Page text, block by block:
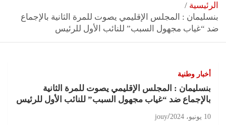
الرئيسية
بنسليمان : المجلس الإقليمي يصوت للمرة الثانية بالإجماع
ضد “غياب مجهول السبب” للنائب الأول للرئيس
أخبار وطنية
بنسليمان : المجلس الإقليمي يصوت للمرة الثانية
بالإجماع ضد “غياب مجهول السبب” للنائب الأول للرئيس
10 يونيو، 2024 jouy